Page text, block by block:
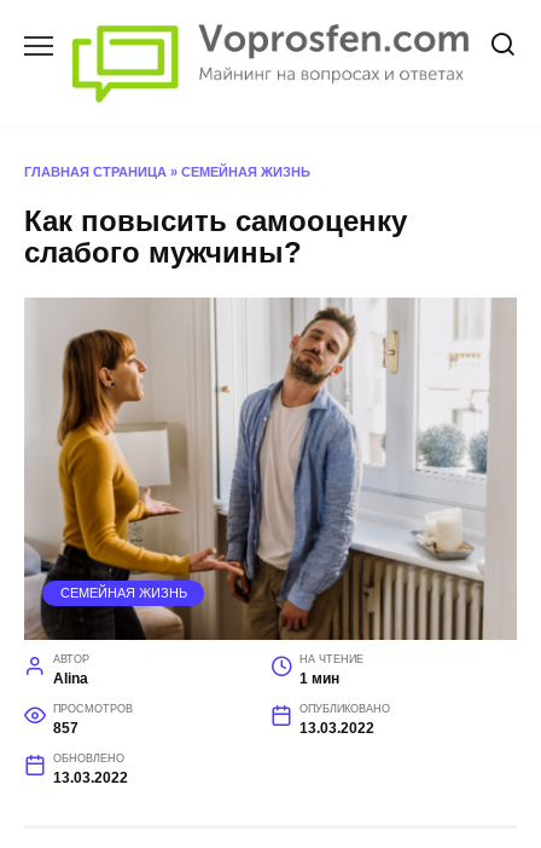
ГЛАВНАЯ СТРАНИЦА » СЕМЕЙНАЯ ЖИЗНЬ
Как повысить самооценку
слабого мужчины?
СЕМЕЙНАЯ ЖИЗНЬ
АВТОР
Alina
НА ЧТЕНИЕ
1 мин
ПРОСМОТРОВ
857
ОПУБЛИКОВАНО
13.03.2022
ОБНОВЛЕНО
13.03.2022